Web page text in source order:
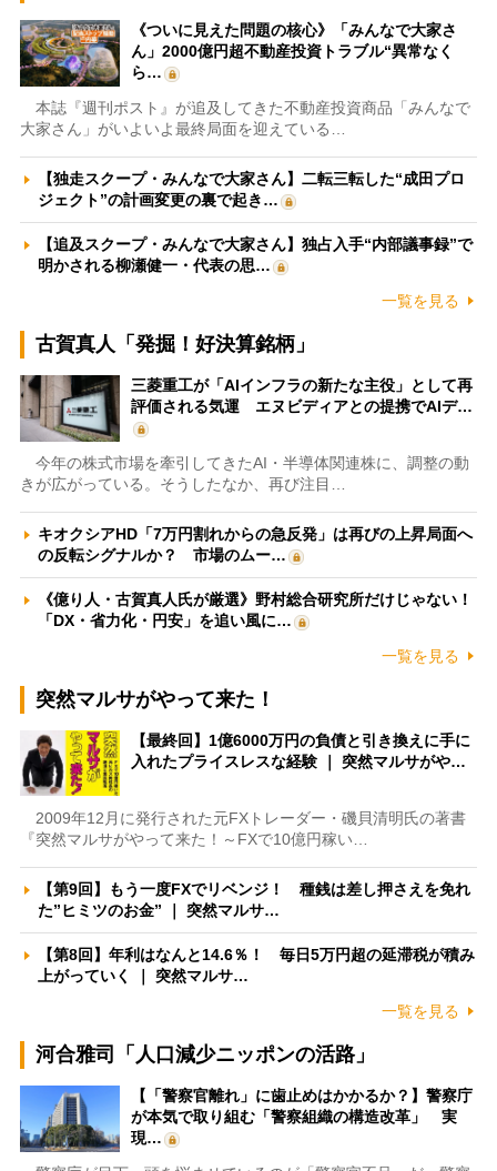
《ついに見えた問題の核心》「みんなで大家さ
ん」2000億円超不動産投資トラブル“異常なく
ら…
本誌『週刊ポスト』が追及してきた不動産投資商品「みんなで
大家さん」がいよいよ最終局面を迎えている…
【独走スクープ・みんなで大家さん】二転三転した“成田プロ
ジェクト”の計画変更の裏で起き…
【追及スクープ・みんなで大家さん】独占入手“内部議事録”で
明かされる柳瀬健一・代表の思…
一覧を見る
古賀真人「発掘！好決算銘柄」
三菱重工が「AIインフラの新たな主役」として再
評価される気運 エヌビディアとの提携でAIデ…
今年の株式市場を牽引してきたAI・半導体関連株に、調整の動
きが広がっている。そうしたなか、再び注目…
キオクシアHD「7万円割れからの急反発」は再びの上昇局面へ
の反転シグナルか？ 市場のムー…
《億り人・古賀真人氏が厳選》野村総合研究所だけじゃない！
「DX・省力化・円安」を追い風に…
一覧を見る
突然マルサがやって来た！
【最終回】1億6000万円の負債と引き換えに手に
入れたプライスレスな経験 ｜ 突然マルサがや…
2009年12月に発行された元FXトレーダー・磯貝清明氏の著書
『突然マルサがやって来た！～FXで10億円稼い…
【第9回】もう一度FXでリベンジ！ 種銭は差し押さえを免れ
た”ヒミツのお金” ｜ 突然マルサ…
【第8回】年利はなんと14.6％！ 毎日5万円超の延滞税が積み
上がっていく ｜ 突然マルサ…
一覧を見る
河合雅司「人口減少ニッポンの活路」
【「警察官離れ」に歯止めはかかるか？】警察庁
が本気で取り組む「警察組織の構造改革」 実
現…